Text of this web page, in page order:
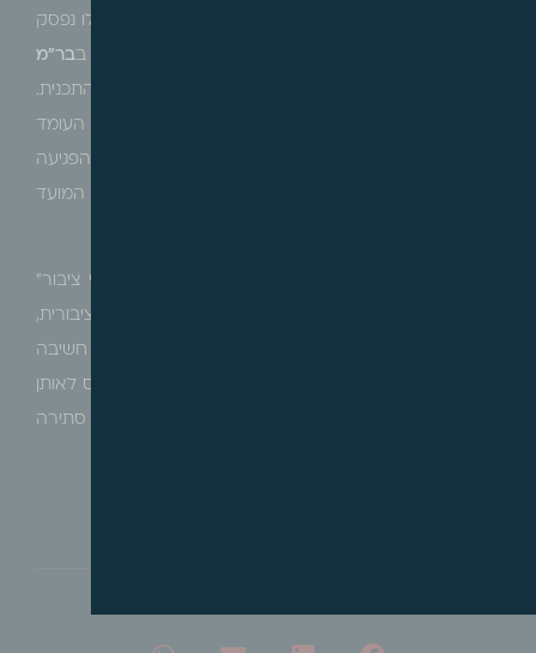
או הקמת אנטנה סלולרית לפי תמ"א 36, כשבמקרים אלו נפסק
כי מועד הפגיעה חל ממועד אישור הבקשה להיתר (ראה בבר"מ
), ולא ממועד אישור התכנית.
כשלחילופין להאריך את המועד הקבוע בסעיף 197 לחוק, העומד
על 3 שנים בלבד, מועד קצר ביותר שאין בו די, זאת בעוד הפגיעה
הכלכלית פעמים רבות נודעת, שנים רבות לאחר חלוף המועד
יובהר, כי אין הכוונה להתנגד באופן גורף ל"תכניות שטחי ציבור"
רחבות החלות על כל מרחב העיר אשר יש בהן תועלת ציבורית,
חשיבה
מעמיקה בדבר הכלים והמנגנונים שיש לקבוע בחוק ביחס לאותן
תכניות, וזאת כדי למנוע פגיעה בציבור, דבר אשר עומד סתירה